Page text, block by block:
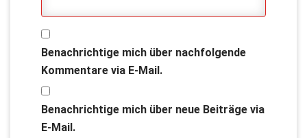
Benachrichtige mich über nachfolgende
Kommentare via E-Mail.
Benachrichtige mich über neue Beiträge via
E-Mail.